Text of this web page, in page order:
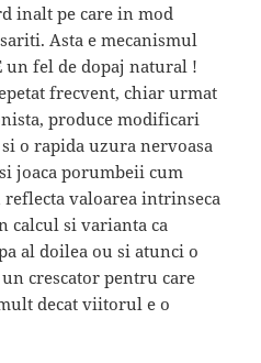
inalt pe care in mod
Asta e mecanismul
un fel de dopaj natural !
frecvent, chiar urmat
produce modificari
o rapida uzura nervoasa
joaca porumbeii cum
reflecta valoarea intrinseca
calcul si varianta ca
al doilea ou si atunci o
crescator pentru care
decat viitorul e o